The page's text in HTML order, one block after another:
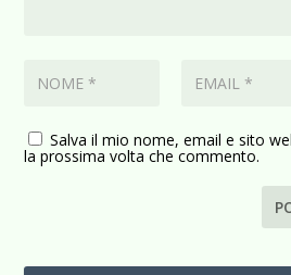
Salva il mio nome, email e sito
la prossima volta che commento.